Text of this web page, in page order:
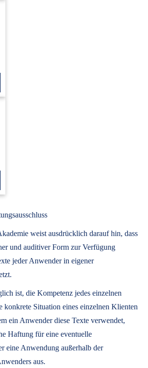
weist ausdrücklich darauf hin, dass
und auditiver Form zur Verfügung
jeder Anwender in eigener
ist, die Kompetenz jedes einzelnen
konkrete Situation eines einzelnen Klienten
ein Anwender diese Texte verwendet,
Haftung für eine eventuelle
eine Anwendung außerhalb der
aus.